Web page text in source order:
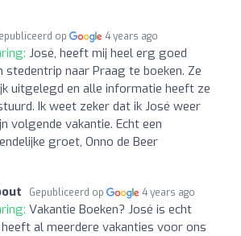
op 4 years ago
José, heeft mij heel erg goed
stedentrip naar Praag te boeken. Ze
uitgelegd en alle informatie heeft ze
Ik weet zeker dat ik José weer
volgende vakantie. Echt een
groet, Onno de Beer
Gepubliceerd op 4 years ago
Vakantie Boeken? José is echt
al meerdere vakanties voor ons